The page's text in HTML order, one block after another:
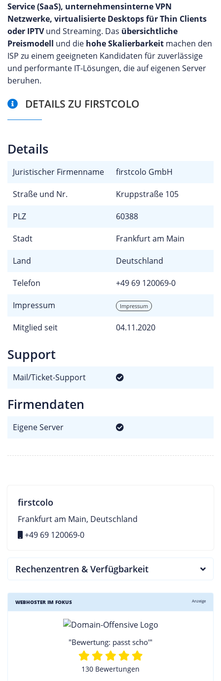
Service (SaaS), unternehmensinterne VPN
Netzwerke, virtualisierte Desktops für Thin Clients
oder IPTVund Streaming. Das übersichtliche
Preismodell und die hohe Skalierbarkeit machen den
ISP zu einem geeigneten Kandidaten für zuverlässige
und performante IT-Lösungen, die auf eigenen Server
beruhen.
DETAILS ZU FIRSTCOLO
Details
Juristischer Firmenname firstcolo GmbH
Straße und Nr. Kruppstraße 105
PLZ 60388
Stadt Frankfurt am Main
Land Deutschland
Telefon +49 69 120069-0
Impressum Impressum
Mitglied seit 04.11.2020
Support
Mail/Ticket-Support
Firmendaten
Eigene Server
firstcolo
Frankfurt am Main, Deutschland
+49 69 120069-0
Rechenzentren & Verfügbarkeit
WEBHOSTER IM FOKUS Anzeige
"Bewertung: passt scho'"
130 Bewertungen